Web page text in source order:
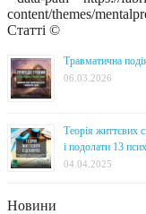
content/themes/
Статті ©
Травматична
06.03.2026
Теорія життєвих
і подолати 13
04.04.2025
Новини